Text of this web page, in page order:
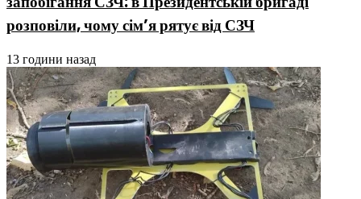
розповіли, чому сім’я рятує від СЗЧ
13 години назад